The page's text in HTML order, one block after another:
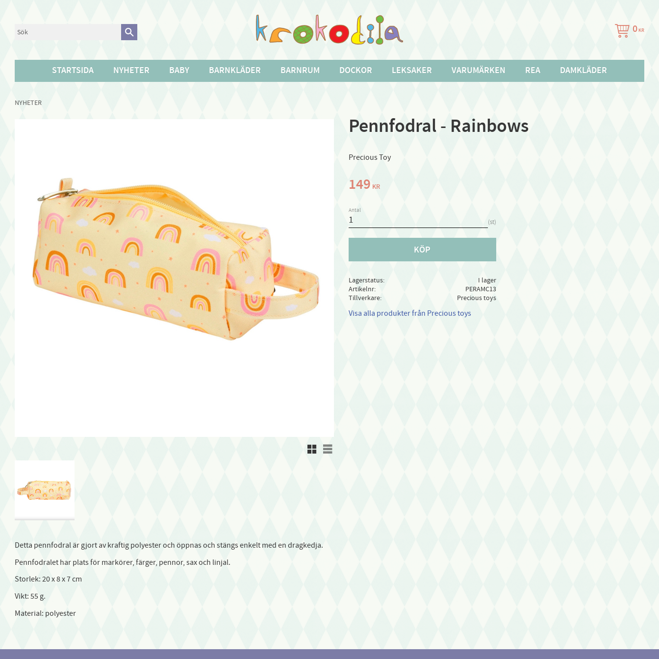
0 KR
STARTSIDA NYHETER BABY BARNKLÄDER BARNRUM DOCKOR LEKSAKER VARUMÄRKEN REA DAMKLÄDER
NYHETER
Pennfodral - Rainbows
Precious Toy
Rutnätsvy
Listvy
149 KR
Antal
st
KÖP
Lagerstatus
I lager
Artikelnr
PERAMC13
Tillverkare
Precious toys
Visa alla produkter från Precious toys
Detta pennfodral är gjort av kraftig polyester och öppnas och stängs enkelt med en dragkedja.
Pennfodralet har plats för markörer, färger, pennor, sax och linjal.
Storlek: 20 x 8 x 7 cm
Vikt: 55 g.
Material: polyester